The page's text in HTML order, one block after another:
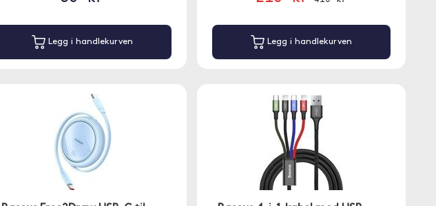
Legg i handlekurven Legg i handlekurven